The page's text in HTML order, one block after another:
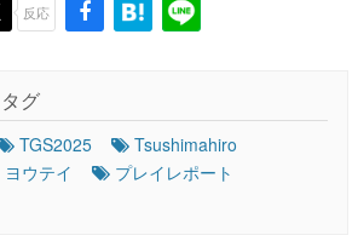
反応
グ
TGS2025
Tsushimahiro
ウテイ
プレイレポート